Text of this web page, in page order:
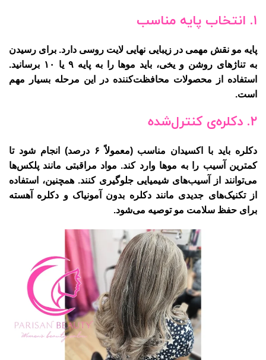
۱. انتخاب پایه مناسب
پایه مو نقش مهمی در زیبایی نهایی لایت روسی دارد. برای رسیدن
به تناژهای روشن و یخی، باید موها را به پایه۹ یا ۱۰
برسانید.
استفاده از محصولات محافظت‌کننده در این مرحله بسیار مهم
است.
۲. دکلره‌ی کنترل‌شده
دکلره باید با اکسیدان مناسب (معمولاً ۶ درصد) انجام شود تا
کمترین آسیب را به موها وارد کند. مواد مراقبتی مانند پلکس‌ها
می‌توانند از آسیب‌های شیمیایی جلوگیری کنند. همچنین، استفاده
از تکنیک‌های جدیدی مانند دکلره بدون آمونیاک و دکلره آهسته
برای حفظ سلامت مو توصیه می‌شود.